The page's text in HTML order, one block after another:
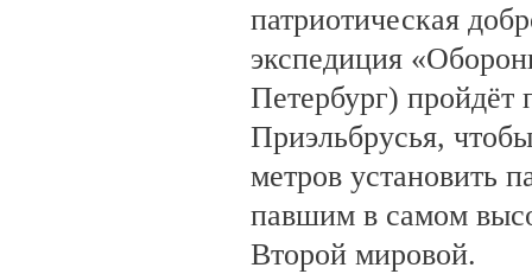
патриотическая
экспедиция
Петербург) пройдёт
Приэльбрусья,
метров установить
павшим в самом
Второй мировой.